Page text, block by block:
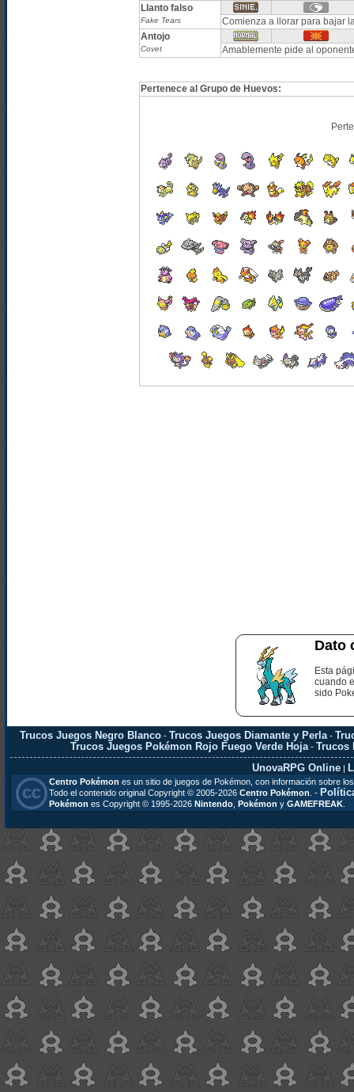
Llanto falso
Fake Tears
Comienza a llorar para bajar
Antojo
Covet Amablemente pide al
Pertenece al Grupo de Huevos:
Dato
Esta
cuando
sido
Trucos Juegos Negro Blanco -Trucos Juegos Diamante y Perla -
Trucos Juegos Pokémon Rojo Fuego Verde Hoja -Trucos
UnovaRPG Online |
Centro Pokémon es un sitio de juegos de Pokémon, con información sobre
Todo el contenido original Copyright © 2005-2026 Centro Pokémon . -
Pokémon es Copyright © 1995-2026 Nintendo, Pokémon y GAMEFREAK.